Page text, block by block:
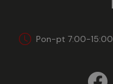
Pon-pt 7:00-15:00